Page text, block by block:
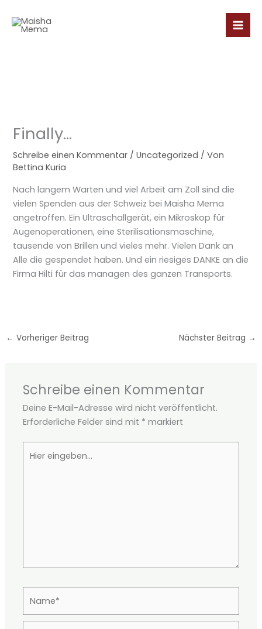
Inhalt
springen
Finally…
Schreibe einen Kommentar /Uncategorized / Von
Bettina Kuria
Nach langem Warten und viel Arbeit am Zoll sind die
vielen Spenden aus der Schweiz bei Maisha Mema
angetroffen. Ein Ultraschallgerät, ein Mikroskop für
Augenoperationen, eine Sterilisationsmaschine,
tausende von Brillen und vieles mehr. Vielen Dank an
Alle die gespendet haben. Und ein riesiges DANKE an die
Firma Hilti für das managen des ganzen Transports.
← Vorheriger Beitrag Nächster Beitrag →
Schreibe einen Kommentar
Deine E-Mail-Adresse wird nicht veröffentlicht.
Erforderliche Felder sind mit * markiert
eingeben…